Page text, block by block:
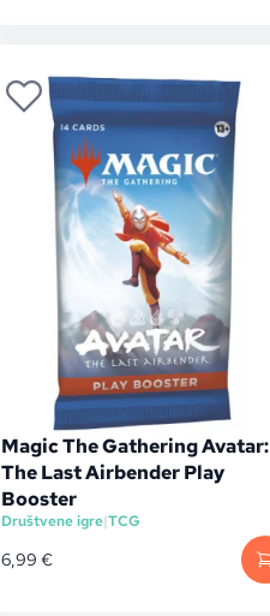
Magic The Gathering Avatar:
The Last Airbender Play
Booster
Društvene igre|TCG
6,99 €